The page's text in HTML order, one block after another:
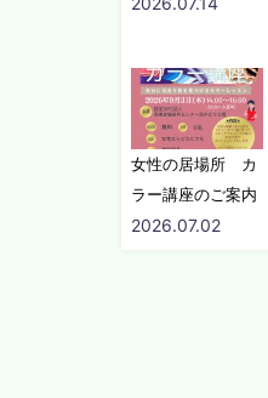
女性の居場所 カ
ラー講座のご案内
2026.07.02